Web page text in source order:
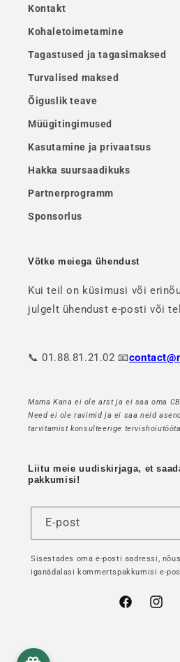
Kontakt
Kohaletoimetamine
Tagastused ja tagasimaksed
Turvalised maksed
Õiguslik teave
Müügitingimused
Kasutamine ja privaatsus
Hakka suursaadikuks
Partnerprogramm
Sponsorlus
Võtke meiega ühendust
Kui teil on küsimusi või
julgelt ühendust e-posti või
📞 01.88.81.21.02 📧
Mama Kana ei ole arst ja ei saa oma
Need ei ole ravimid ja ei saa neid
tarvitamist konsulteerige
Liitu meie uudiskirjaga, et
pakkumisi!
E-post
Sisestades oma e-posti aadressi,
iganädalasi kommertspakkumisi e-
Facebook